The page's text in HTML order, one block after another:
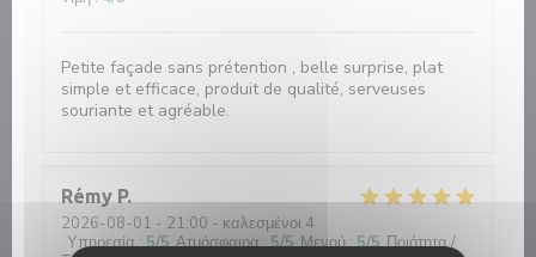
Petite façade sans prétention , belle surprise, plat
simple et efficace, produit de qualité, serveuses
souriante et agréable.
Rémy P
2026-08-01 - 21:00 - καλεσμένοι 4
Υπηρεσία:5/5 Ατμόσφαιρα:5/5 Μενού:5/5 Ποιότητα /